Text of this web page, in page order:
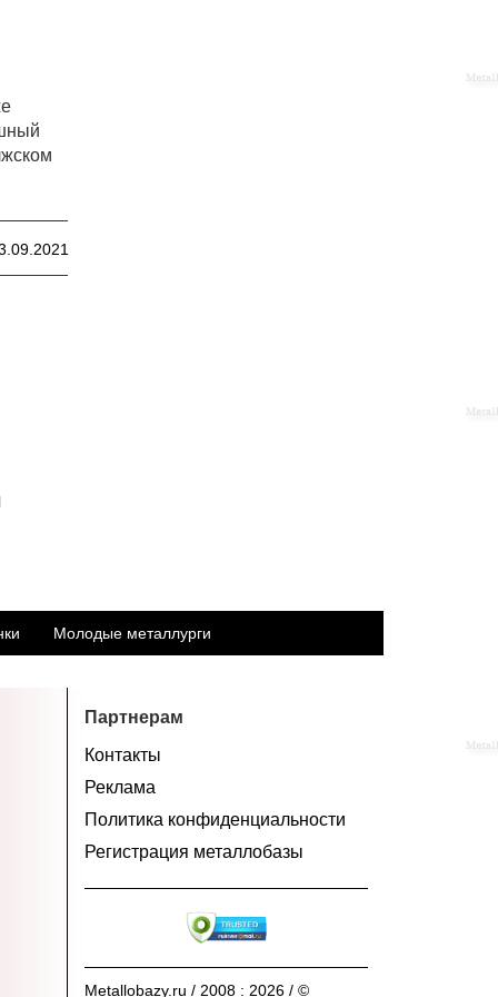
Молодые металлурги
Партнерам
Контакты
Реклама
Политика конфиденциальности
Регистрация металлобазы
Metallobazy.ru / 2008 : 2026 / ©